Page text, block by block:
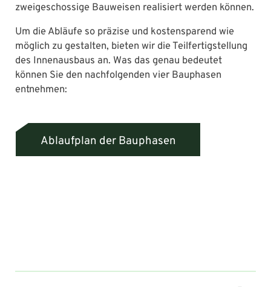
zweigeschossige Bauweisen realisiert werden können.
Um die Abläufe so präzise und kostensparend wie
möglich zu gestalten, bieten wir die Teilfertigstellung
des Innenausbaus an. Was das genau bedeutet
können Sie den nachfolgenden vier Bauphasen
entnehmen:
Ablaufplan der Bauphasen